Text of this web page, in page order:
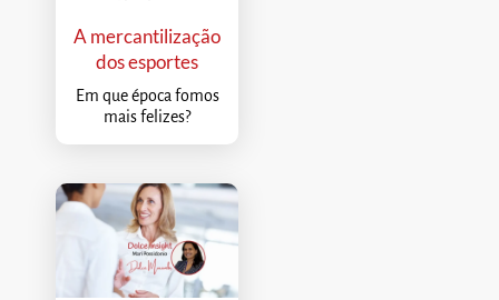
A mercantilização
dos esportes
Em que época fomos
mais felizes?